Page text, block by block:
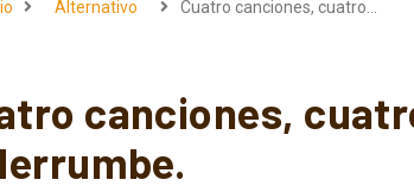
Alternativo Cuatro canciones, cuatro…
canciones,